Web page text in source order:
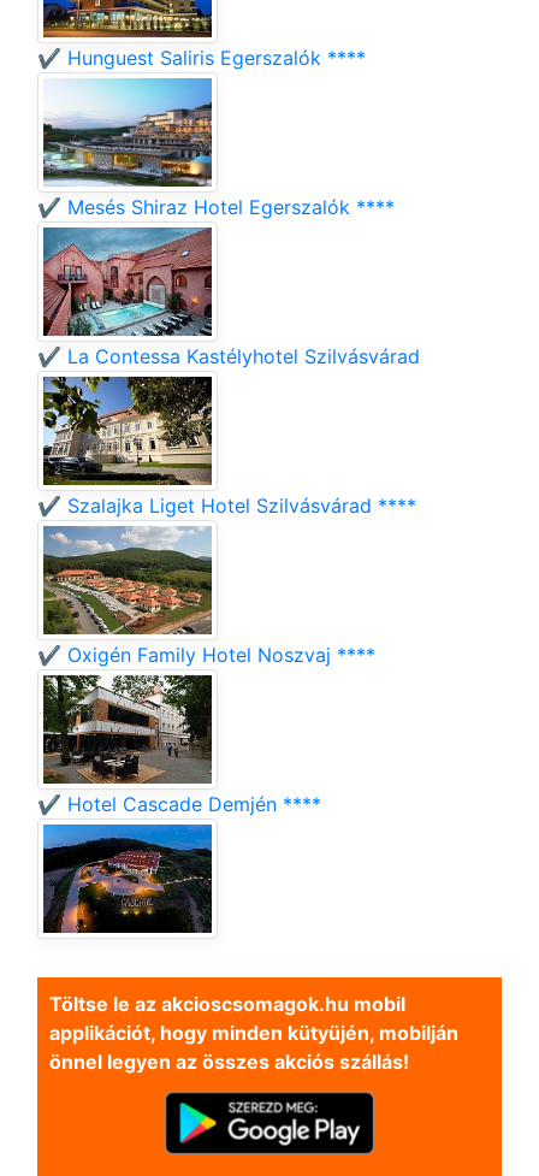
✔️ Hunguest Saliris Egerszalók ****
✔️ Mesés Shiraz Hotel Egerszalók ****
✔️ La Contessa Kastélyhotel Szilvásvárad
✔️ Szalajka Liget Hotel Szilvásvárad ****
✔️ Oxigén Family Hotel Noszvaj ****
✔️ Hotel Cascade Demjén ****
Töltse le az akcioscsomagok.hu mobil
applikációt, hogy minden kütyüjén, mobilján
önnel legyen az összes akciós szállás!